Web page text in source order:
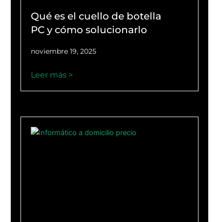
Qué es el cuello de botella
PC y cómo solucionarlo
noviembre 19, 2025
Leer más >